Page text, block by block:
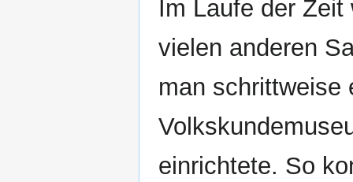
Im Laufe der
vielen anderen
man schrittweise
einrichtete. So